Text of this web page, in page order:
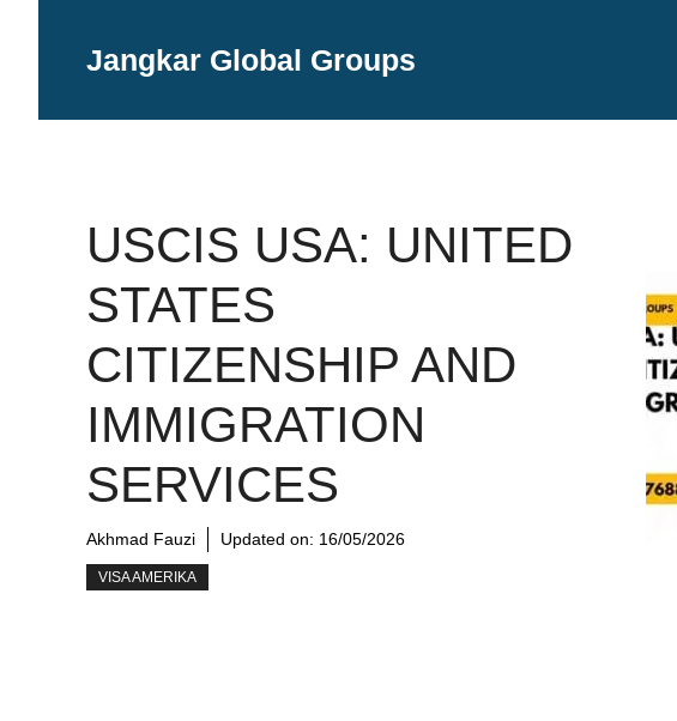
Jangkar Global Groups
USCIS USA: UNITED
STATES
CITIZENSHIP AND
IMMIGRATION
SERVICES
Akhmad Fauzi Updated on: 16/05/2026
VISA AMERIKA